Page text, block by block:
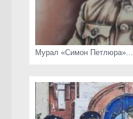
Мурал «Симон Петлюра»...